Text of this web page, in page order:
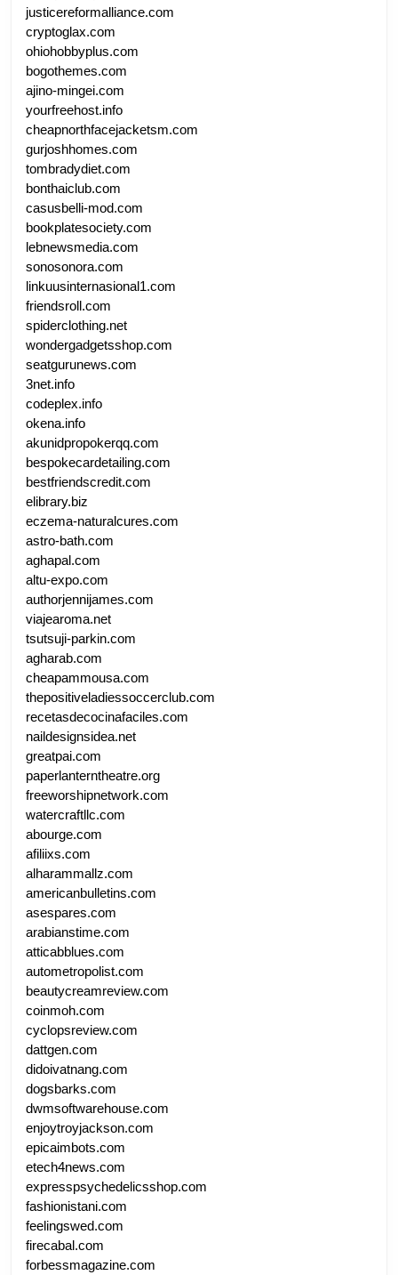
justicereformalliance.com
cryptoglax.com
ohiohobbyplus.com
bogothemes.com
ajino-mingei.com
yourfreehost.info
cheapnorthfacejacketsm.com
gurjoshhomes.com
tombradydiet.com
bonthaiclub.com
casusbelli-mod.com
bookplatesociety.com
lebnewsmedia.com
sonosonora.com
linkuusinternasional1.com
friendsroll.com
spiderclothing.net
wondergadgetsshop.com
seatgurunews.com
3net.info
codeplex.info
okena.info
akunidpropokerqq.com
bespokecardetailing.com
bestfriendscredit.com
elibrary.biz
eczema-naturalcures.com
astro-bath.com
aghapal.com
altu-expo.com
authorjennijames.com
viajearoma.net
tsutsuji-parkin.com
agharab.com
cheapammousa.com
thepositiveladiessoccerclub.com
recetasdecocinafaciles.com
naildesignsidea.net
greatpai.com
paperlanterntheatre.org
freeworshipnetwork.com
watercraftllc.com
abourge.com
afiliixs.com
alharammallz.com
americanbulletins.com
asespares.com
arabianstime.com
atticabblues.com
autometropolist.com
beautycreamreview.com
coinmoh.com
cyclopsreview.com
dattgen.com
didoivatnang.com
dogsbarks.com
dwmsoftwarehouse.com
enjoytroyjackson.com
epicaimbots.com
etech4news.com
expresspsychedelicsshop.com
fashionistani.com
feelingswed.com
firecabal.com
forbessmagazine.com